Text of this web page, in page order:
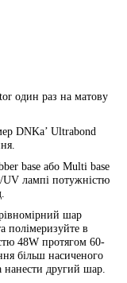
один раз на матову
DNKa’ Ultrabond
base або Multi base
UV лампі потужністю
шар
полімеризуйте в
48W протягом 60-
більш насиченого
другий шар.